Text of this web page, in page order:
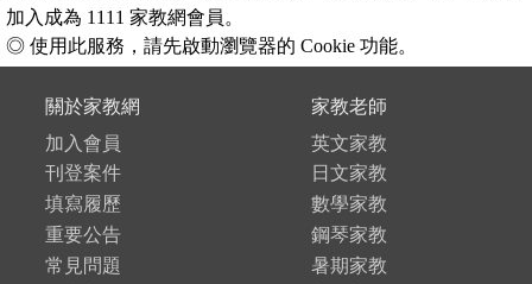
加入成為 1111 家教網會員。
◎ 使用此服務，請先啟動瀏覽器的 Cookie 功能。
關於家教網
加入會員
刊登案件
填寫履歷
重要公告
常見問題
家教老師
英文家教
日文家教
數學家教
鋼琴家教
暑期家教